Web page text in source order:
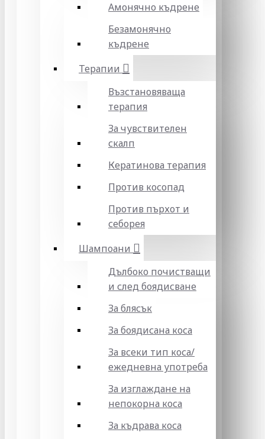
Амонячно къдрене
Безамонячно
къдрене
Терапии
Възстановяваща
терапия
За чувствителен
скалп
Кератинова терапия
Против косопад
Против пърхот и
себорея
Шампоани
Дълбоко почистващи
и след боядисване
За блясък
За боядисана коса
За всеки тип коса/
ежедневна употреба
За изглаждане на
непокорна коса
За къдрава коса